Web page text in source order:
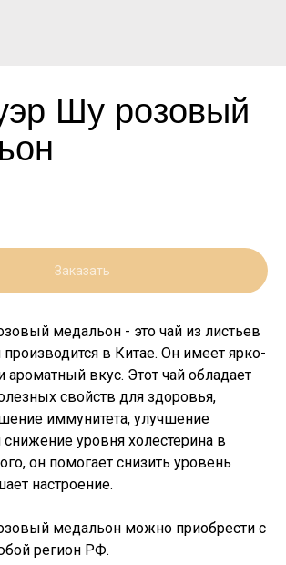
Шу розовый
Заказать
медальон - это чай из листьев
в Китае. Он имеет ярко-
вкус. Этот чай обладает
свойств для здоровья,
иммунитета, улучшение
уровня холестерина в
он помогает снизить уровень
настроение.
медальон можно приобрести с
регион РФ.